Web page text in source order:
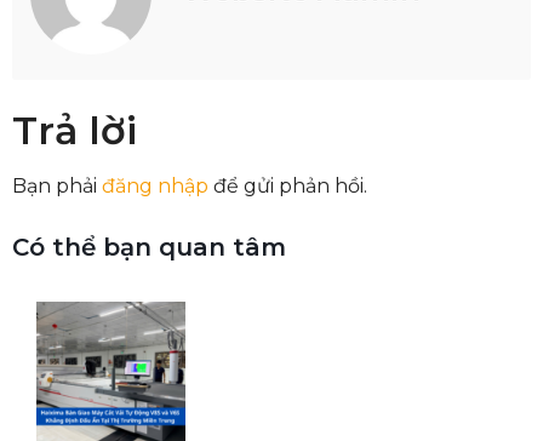
Trả lời
Bạn phải đăng nhập để gửi phản hồi.
Có thể bạn quan tâm